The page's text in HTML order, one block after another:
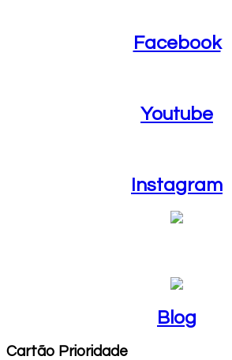
Facebook
Youtube
Instagram
Blog
Cartão Prioridade